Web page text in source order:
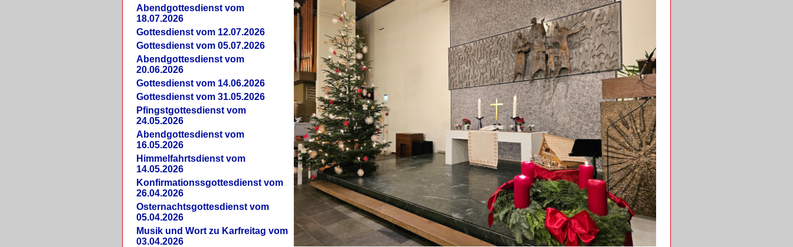
Abendgottesdienst vom
18.07.2026
Gottesdienst vom 12.07.2026
Gottesdienst vom 05.07.2026
Abendgottesdienst vom
20.06.2026
Gottesdienst vom 14.06.2026
Gottesdienst vom 31.05.2026
Pfingstgottesdienst vom
24.05.2026
Abendgottesdienst vom
16.05.2026
Himmelfahrtsdienst vom
14.05.2026
Konfirmationssgottesdienst vom
26.04.2026
Osternachtsgottesdienst vom
05.04.2026
Musik und Wort zu Karfreitag vom
03.04.2026